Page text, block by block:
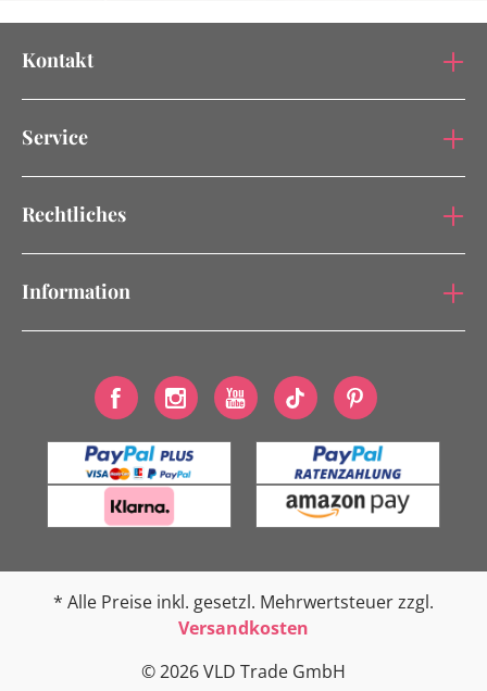
Kontakt
Service
Rechtliches
Information
* Alle Preise inkl. gesetzl. Mehrwertsteuer zzgl.
Versandkosten
© 2026 VLD Trade GmbH